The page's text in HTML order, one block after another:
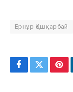
Ернұр Қошқарбай
Facebook
Twitter